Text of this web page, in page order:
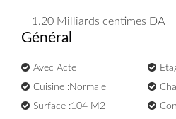
1.20 Milliards centimes DA
Général
Avec Acte
Cuisine :Normale
Surface :104 M2